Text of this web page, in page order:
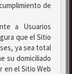
de
a Usuarios
que el Sitio
ya sea total
su domiciliado
en el Sitio Web